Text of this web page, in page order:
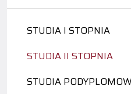
STUDIA I STOPNIA
STUDIA II STOPNIA
STUDIA